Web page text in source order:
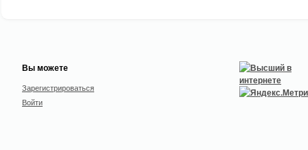
Вы можете
Зарегистрироваться
Войти